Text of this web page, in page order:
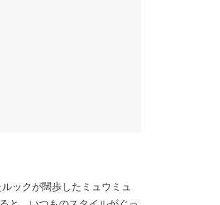
ックが闊歩したミュウミュ